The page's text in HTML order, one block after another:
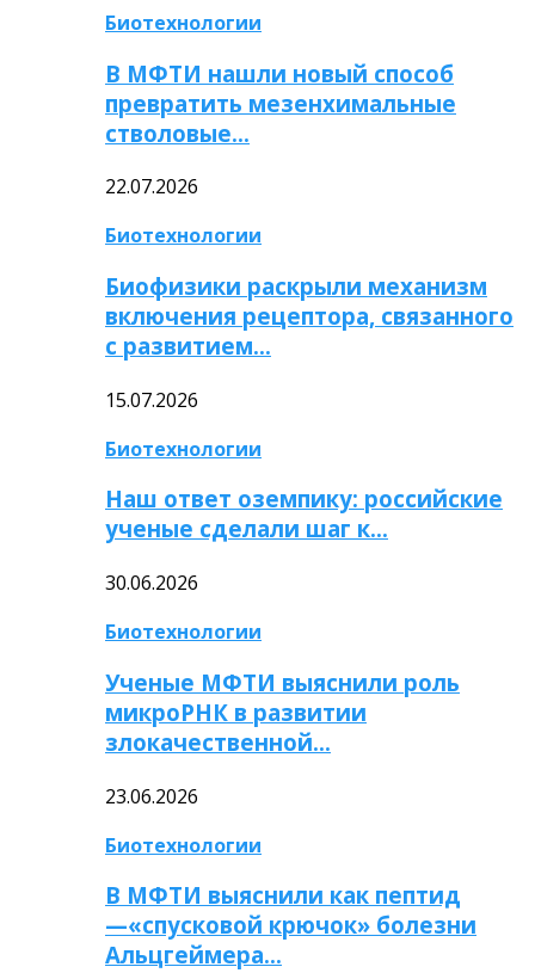
Биотехнологии
В МФТИ нашли новый способ
превратить мезенхимальные
стволовые…
22.07.2026
Биотехнологии
Биофизики раскрыли механизм
включения рецептора, связанного
с развитием…
15.07.2026
Биотехнологии
Наш ответ оземпику: российские
ученые сделали шаг к…
30.06.2026
Биотехнологии
Ученые МФТИ выяснили роль
микроРНК в развитии
злокачественной…
23.06.2026
Биотехнологии
В МФТИ выяснили как пептид
—«спусковой крючок» болезни
Альцгеймера…